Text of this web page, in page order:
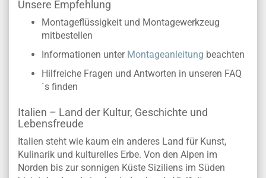
Unsere Empfehlung
Montageflüssigkeit und Montagewerkzeug
mitbestellen
Informationen unter Montageanleitung beachten
Hilfreiche Fragen und Antworten in unseren FAQ
´s finden
Italien – Land der Kultur, Geschichte und
Lebensfreude
Italien steht wie kaum ein anderes Land für Kunst,
Kulinarik und kulturelles Erbe. Von den Alpen im
Norden bis zur sonnigen Küste Siziliens im Süden